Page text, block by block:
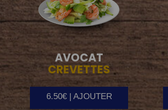
AVOCAT
CREVETTES
6.50€ | AJOUTER